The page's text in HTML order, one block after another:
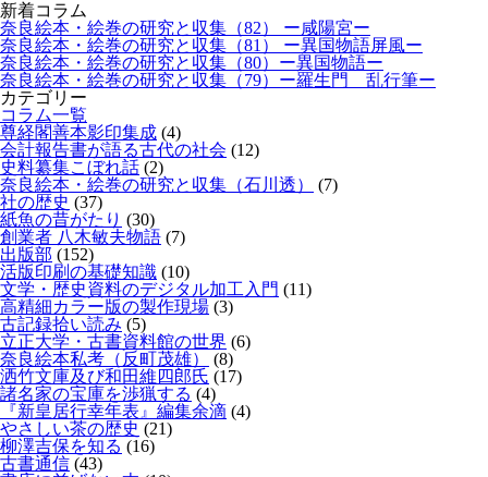
新着コラム
奈良絵本・絵巻の研究と収集（82） ー咸陽宮ー
奈良絵本・絵巻の研究と収集（81） ー異国物語屏風ー
奈良絵本・絵巻の研究と収集（80）ー異国物語ー
奈良絵本・絵巻の研究と収集（79）ー羅生門 乱行筆ー
カテゴリー
コラム一覧
尊経閣善本影印集成 (4)
会計報告書が語る古代の社会 (12)
史料纂集こぼれ話 (2)
奈良絵本・絵巻の研究と収集（石川透）
(7)
社の歴史 (37)
紙魚の昔がたり (30)
創業者 八木敏夫物語 (7)
出版部 (152)
活版印刷の基礎知識 (10)
文学・歴史資料のデジタル加工入門 (11)
高精細カラー版の製作現場 (3)
古記録拾い読み (5)
立正大学・古書資料館の世界 (6)
奈良絵本私考（反町茂雄）
(8)
洒竹文庫及び和田維四郎氏 (17)
諸名家の宝庫を渉猟する (4)
『新皇居行幸年表』編集余滴 (4)
やさしい茶の歴史 (21)
柳澤吉保を知る (16)
古書通信 (43)